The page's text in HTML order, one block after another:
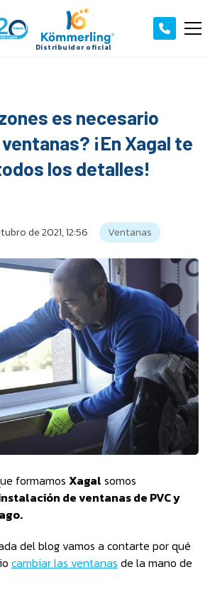
es necesario
¡En Xagal te
los detalles!
de 2021, 12:56 Ventanas
formamos Xagal somos
de ventanas de PVC y
del blog vamos a contarte por qué
cambiar las ventanas de la mano de